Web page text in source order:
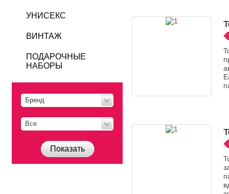
УНИСЕКС
ВИНТАЖ
ПОДАРОЧНЫЕ
НАБОРЫ
Бренд
Все
Показать